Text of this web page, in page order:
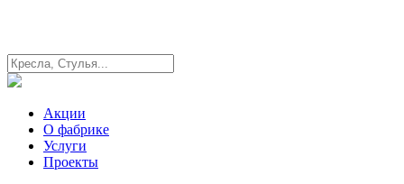
Акции
О фабрике
Услуги
Проекты